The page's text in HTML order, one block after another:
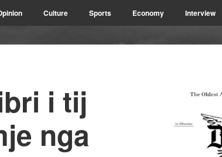
Culture Sports Economy Interview
i tij
nga